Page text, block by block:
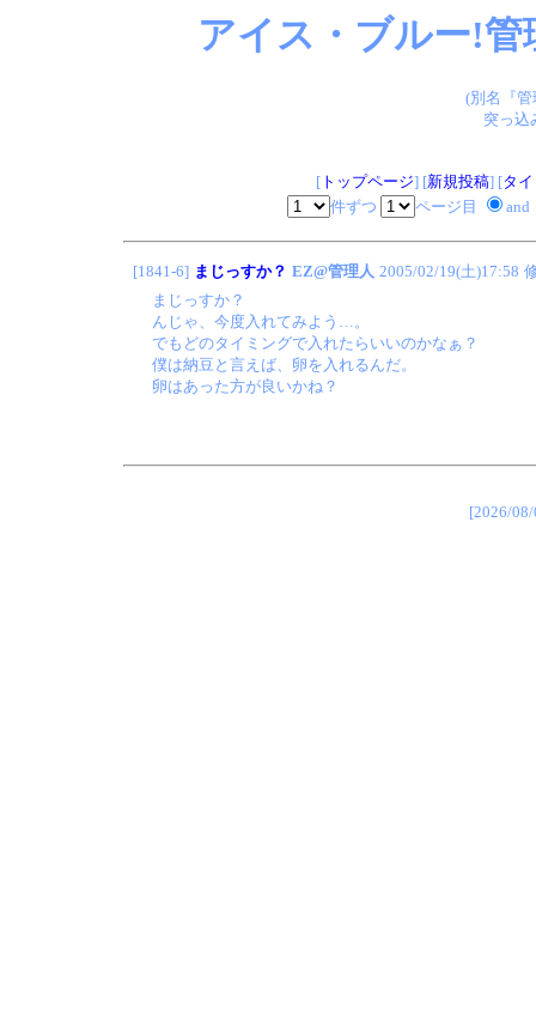
アイス・ブルー!
(別名『
突っ込
[トップページ] [新規投稿] [タ
件ずつ
ページ目 and
[1841-6] まじっすか？ EZ@管理人 2005/02/19(土)17:58
まじっすか？
んじゃ、今度入れてみよう…。
でもどのタイミングで入れたらいいのかなぁ？
僕は納豆と言えば、卵を入れるんだ。
卵はあった方が良いかね？
[2026/